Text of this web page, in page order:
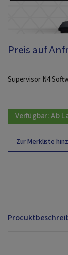
Preis auf
Supervisor N4
Verfügbar:Ab
Zur Merkliste